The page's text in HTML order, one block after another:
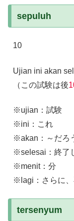
sepuluh
10
Ujian ini akan
（この試験は後
※ujian：試験
※ini：これ
※akan：～だろ
※selesai：終了
※menit：分
※lagi：さらに
tersenyum